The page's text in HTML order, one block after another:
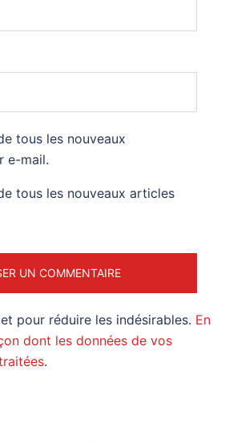
tous les nouveaux
e-mail.
tous les nouveaux articles
pour réduire les indésirables. En
dont les données de vos
.